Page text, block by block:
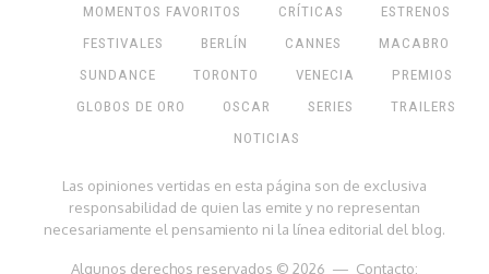
MOMENTOS FAVORITOS
CRÍTICAS
ESTRENOS
FESTIVALES
BERLÍN CANNES
MACABRO
SUNDANCE
TORONTO VENECIA
PREMIOS
GLOBOS DE ORO
OSCAR SERIES
TRAILERS
NOTICIAS
Las opiniones vertidas en esta página son de exclusiva
responsabilidad de quien las emite y no representan
necesariamente el pensamiento ni la línea editorial del blog.
Algunos derechos reservados © 2026 — Contacto: